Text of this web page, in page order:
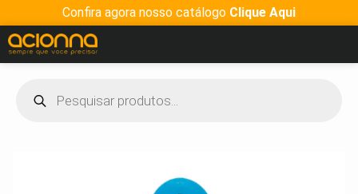
Confira agora nosso catálogo Clique Aqui